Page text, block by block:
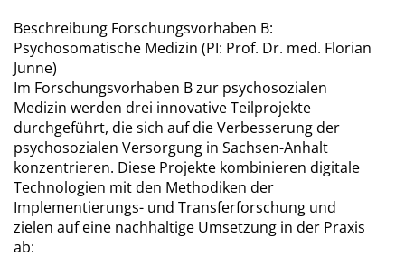
Beschreibung Forschungsvorhaben B:
Psychosomatische Medizin (PI: Prof. Dr. med. Florian
Junne)
Im Forschungsvorhaben B zur psychosozialen
Medizin werden drei innovative Teilprojekte
durchgeführt, die sich auf die Verbesserung der
psychosozialen Versorgung in Sachsen-Anhalt
konzentrieren. Diese Projekte kombinieren digitale
Technologien mit den Methodiken der
Implementierungs- und Transferforschung und
zielen auf eine nachhaltige Umsetzung in der Praxis
ab: